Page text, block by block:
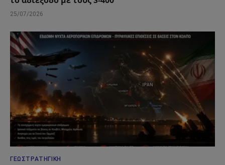
25/07/2026
ΓΕΩΣΤΡΑΤΗΓΙΚΉ